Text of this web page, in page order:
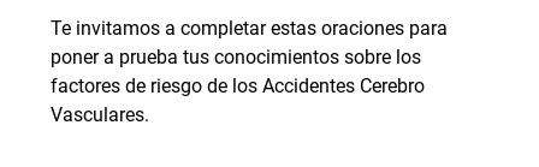
Te invitamos a completar estas oraciones para
poner a prueba tus conocimientos sobre los
factores de riesgo de los Accidentes Cerebro
Vasculares.